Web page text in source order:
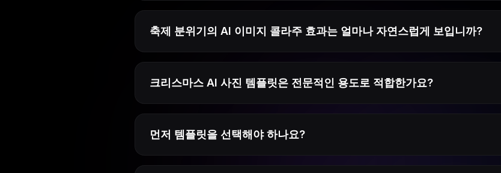
축제 분위기의 AI 이미지 콜라주 효과는 얼마나 자연스럽게 보입니까?
크리스마스 AI 사진 템플릿은 전문적인 용도로 적합한가요?
먼저 템플릿을 선택해야 하나요?